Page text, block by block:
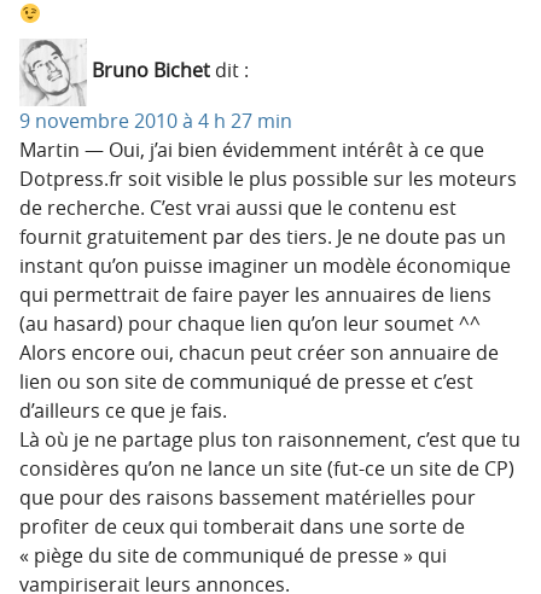
Bruno Bichet dit :
9 novembre 2010 à 4 h 27 min
Martin — Oui, j’ai bien évidemment intérêt à ce que
Dotpress.fr soit visible le plus possible sur les moteurs
de recherche. C’est vrai aussi que le contenu est
fournit gratuitement par des tiers. Je ne doute pas un
instant qu’on puisse imaginer un modèle économique
qui permettrait de faire payer les annuaires de liens
(au hasard) pour chaque lien qu’on leur soumet ^^
Alors encore oui, chacun peut créer son annuaire de
lien ou son site de communiqué de presse et c’est
d’ailleurs ce que je fais.
Là où je ne partage plus ton raisonnement, c’est que tu
considères qu’on ne lance un site (fut-ce un site de CP)
que pour des raisons bassement matérielles pour
profiter de ceux qui tomberait dans une sorte de
« piège du site de communiqué de presse » qui
vampiriserait leurs annonces.